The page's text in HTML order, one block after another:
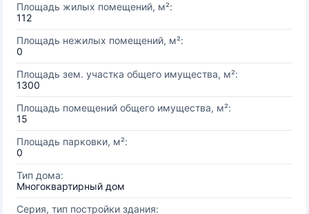
Площадь жилых помещений, м²:
112
Площадь нежилых помещений, м²:
0
Площадь зем. участка общего имущества, м²:
1300
Площадь помещений общего имущества, м²:
15
Площадь парковки, м²:
0
Тип дома:
Многоквартирный дом
Серия, тип постройки здания: